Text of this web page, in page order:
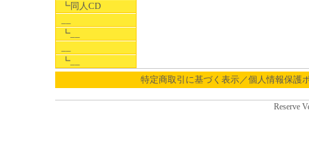
┗同人CD
┗__
┗__
特定商取引に基づく表示／個人情報保護
Reserve